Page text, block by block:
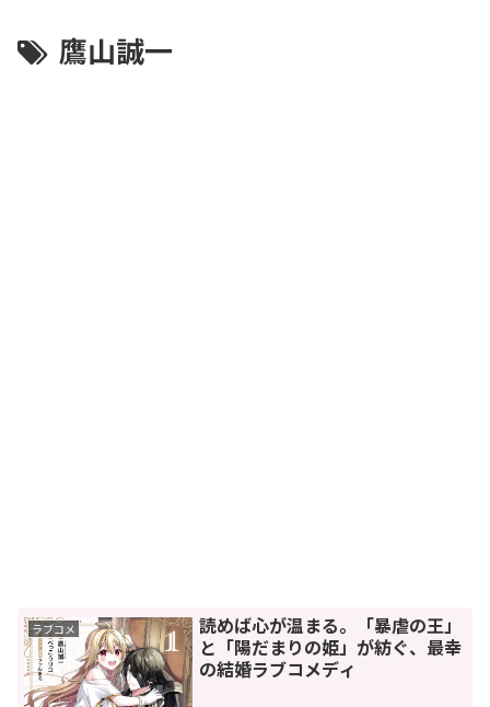
鷹山誠一
ラブコメ
読めば心が温まる。「暴虐の王」
と「陽だまりの姫」が紡ぐ、最幸
の結婚ラブコメディ